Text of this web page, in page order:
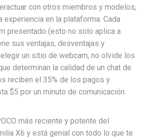
con otros miembros y modelos,
experiencia en la plataforma. Cada
presentado (esto no solo aplica a
sus ventajas, desventajas y
un sitio de webcam, no olvide los
determinan la calidad de un chat de
reciben el 35% de los pagos y
$5 por un minuto de comunicación
más reciente y potente del
X6 y está genial con todo lo que te